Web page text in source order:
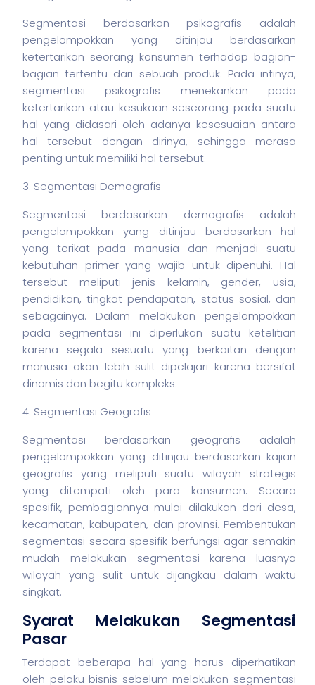
Segmentasi berdasarkan psikografis adalah
pengelompokkan yang ditinjau berdasarkan
ketertarikan seorang konsumen terhadap bagian-
bagian tertentu dari sebuah produk. Pada intinya,
segmentasi psikografis menekankan pada
ketertarikan atau kesukaan seseorang pada suatu
hal yang didasari oleh adanya kesesuaian antara
hal tersebut dengan dirinya, sehingga merasa
penting untuk memiliki hal tersebut.
3. Segmentasi Demografis
Segmentasi berdasarkan demografis adalah
pengelompokkan yang ditinjau berdasarkan hal
yang terikat pada manusia dan menjadi suatu
kebutuhan primer yang wajib untuk dipenuhi. Hal
tersebut meliputi jenis kelamin, gender, usia,
pendidikan, tingkat pendapatan, status sosial, dan
sebagainya. Dalam melakukan pengelompokkan
pada segmentasi ini diperlukan suatu ketelitian
karena segala sesuatu yang berkaitan dengan
manusia akan lebih sulit dipelajari karena bersifat
dinamis dan begitu kompleks.
4. Segmentasi Geografis
Segmentasi berdasarkan geografis adalah
pengelompokkan yang ditinjau berdasarkan kajian
geografis yang meliputi suatu wilayah strategis
yang ditempati oleh para konsumen. Secara
spesifik, pembagiannya mulai dilakukan dari desa,
kecamatan, kabupaten, dan provinsi. Pembentukan
segmentasi secara spesifik berfungsi agar semakin
mudah melakukan segmentasi karena luasnya
wilayah yang sulit untuk dijangkau dalam waktu
singkat.
Syarat Melakukan Segmentasi
Pasar
Terdapat beberapa hal yang harus diperhatikan
oleh pelaku bisnis sebelum melakukan segmentasi